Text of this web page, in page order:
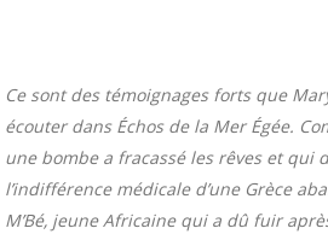
Ce sont des témoignages forts que
écouter dans Échos de la Mer Égée.
une bombe a fracassé les rêves et qui
l’indifférence médicale d’une Grèce
M’Bé, jeune Africaine qui a dû fuir